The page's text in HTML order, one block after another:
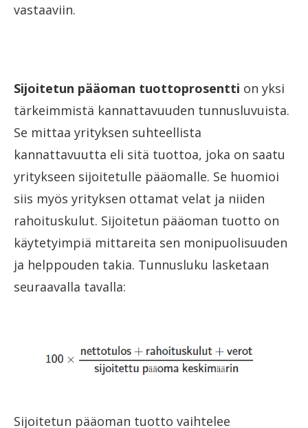
vastaaviin.
Sijoitetun pääoman tuottoprosentti on yksi
tärkeimmistä kannattavuuden tunnusluvuista.
Se mittaa yrityksen suhteellista
kannattavuutta eli sitä tuottoa, joka on saatu
yritykseen sijoitetulle pääomalle. Se huomioi
siis myös yrityksen ottamat velat ja niiden
rahoituskulut. Sijoitetun pääoman tuotto on
käytetyimpiä mittareita sen monipuolisuuden
ja helppouden takia. Tunnusluku lasketaan
seuraavalla tavalla:
Sijoitetun pääoman tuotto vaihtelee